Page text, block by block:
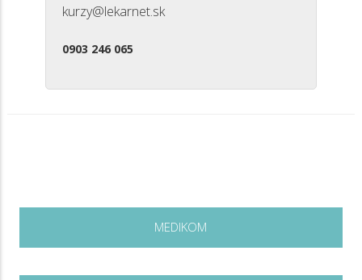
kurzy@lekarnet.sk
0903 246 065
MEDIKOM